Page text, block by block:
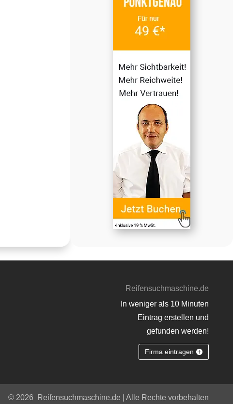
Reifensuchmaschine.de
In weniger als 10 Minuten
Eintrag erstellen und
gefunden werden!
Firma eintragen
© 2026 Reifensuchmaschine.de | Alle Rechte vorbehalten